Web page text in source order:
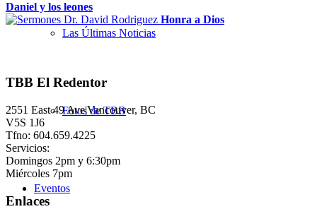
Las Últimas Noticias
Fotos de TBB
Eventos
Daniel y los leones
Honra a Dios
TBB El Redentor
2551 East 49 Ave|Vancouver, BC
V5S 1J6
Tfno: 604.659.4225
Servicios:
Domingos 2pm y 6:30pm
Miércoles 7pm
Enlaces